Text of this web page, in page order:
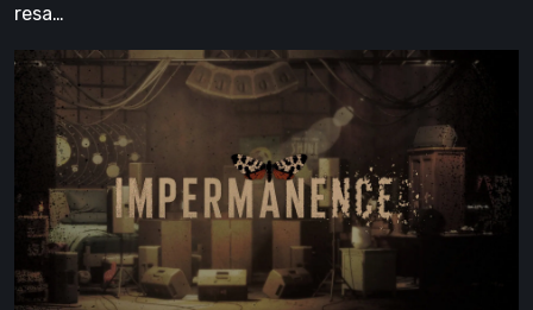
resa…
Impermanence:
costruire
santuario
nel
teatro
fantasmi